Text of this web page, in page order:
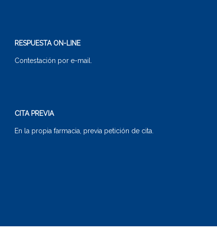
RESPUESTA ON-LINE
Contestación por e-mail.
CITA PREVIA
En la propia farmacia, previa petición de cita.